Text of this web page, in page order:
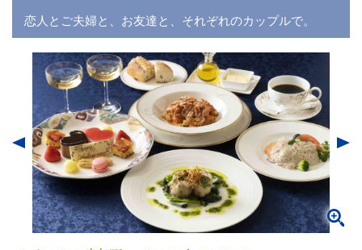
恋人とご夫婦と、お友達と、それぞれのカップルで。